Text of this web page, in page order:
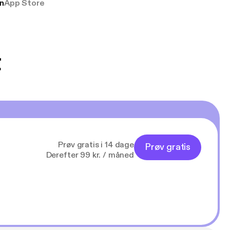
pga
App Store
Prøv gratis i 14 dage
Derefter 99 kr. / måned
Prøv gratis